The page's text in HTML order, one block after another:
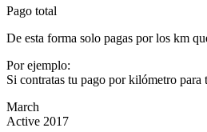
Pago total
De esta forma solo pagas por los km
Por ejemplo:
Si contratas tu pago por kilómetro para
March
Active 2017